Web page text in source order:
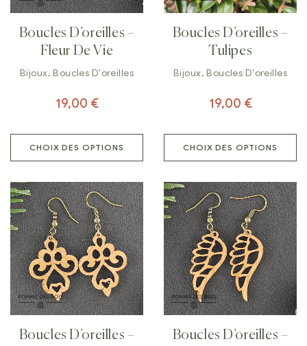
Boucles D’oreilles –
Fleur De Vie
Bijoux,Boucles D'oreilles
19,00 €
CHOIX DES OPTIONS
Boucles D’oreilles –
Tulipes
Bijoux,Boucles D'oreilles
19,00 €
CHOIX DES OPTIONS
Boucles D’oreilles –
Boucles D’oreilles –